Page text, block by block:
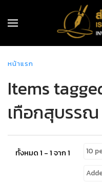
หน้าแรก
Items
เทือกสุบรรณ
ทั้งหมด 1 - 1 จาก 1